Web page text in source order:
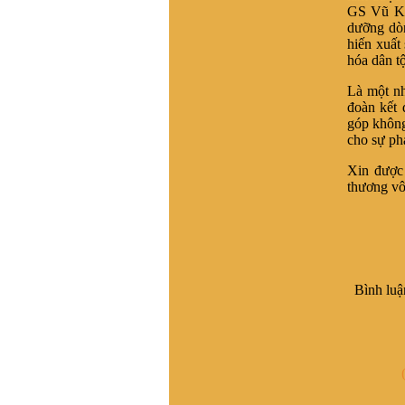
GS Vũ
dưỡng
hiến xuất
hóa dân
Là một
đoàn kết
góp
cho sự
Xin
thương
Bình